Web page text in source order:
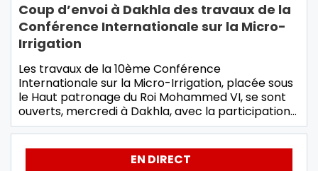
Coup d’envoi à Dakhla des travaux de la
Conférence Internationale sur la Micro-
Irrigation
Les travaux de la 10ème Conférence
Internationale sur la Micro-Irrigation, placée sous
le Haut patronage du Roi Mohammed VI, se sont
ouverts, mercredi à Dakhla, avec la participation…
EN DIRECT